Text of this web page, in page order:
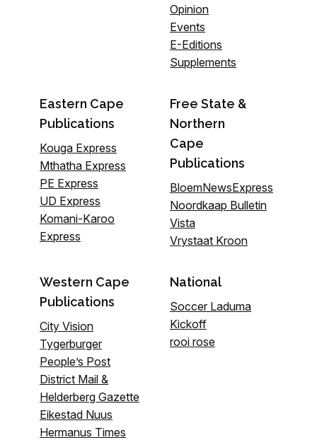
Opinion
Events
E-Editions
Supplements
Eastern Cape
Publications
Kouga Express
Mthatha Express
PE Express
UD Express
Komani-Karoo
Express
Free State &
Northern
Cape
Publications
BloemNewsExpress
Noordkaap Bulletin
Vista
Vrystaat Kroon
Western Cape
Publications
City Vision
Tygerburger
People’s Post
District Mail &
Helderberg Gazette
Eikestad Nuus
Hermanus Times
National
Soccer Laduma
Kickoff
rooi rose